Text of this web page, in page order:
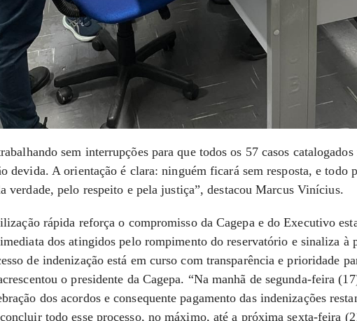
sem interrupções para que todos os 57 casos catalogados
devida. A orientação é clara: ninguém ficará sem resposta, e todo
verdade, pelo respeito e pela justiça”, destacou Marcus Vinícius.
rápida reforça o compromisso da Cagepa e do Executivo
dos atingidos pelo rompimento do reservatório e sinaliza à
de indenização está em curso com transparência e prioridade
o presidente da Cagepa. “Na manhã de segunda-feira
dos acordos e consequente pagamento das indenizações
todo esse processo, no máximo, até a próxima sexta-feira